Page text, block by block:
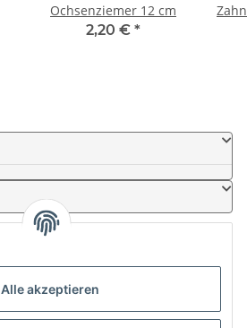
Alle akzeptieren
Ochsenziemer 12 cm
2,20 € *